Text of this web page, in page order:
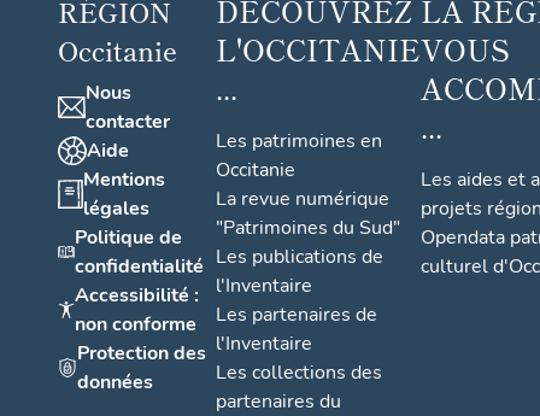
RÉGION
Occitanie
Nous
contacter
Aide
Mentions
légales
Politique de
confidentialité
Accessibilité :
non conforme
Protection des
données
DÉCOUVREZ
L'OCCITANIE
...
Les patrimoines en
Occitanie
La revue numérique
"Patrimoines du Sud"
Les publications de
l'Inventaire
Les partenaires de
l'Inventaire
Les collections des
partenaires du
LA
VOUS
...
Les aides et
projets
Opendata
culturel